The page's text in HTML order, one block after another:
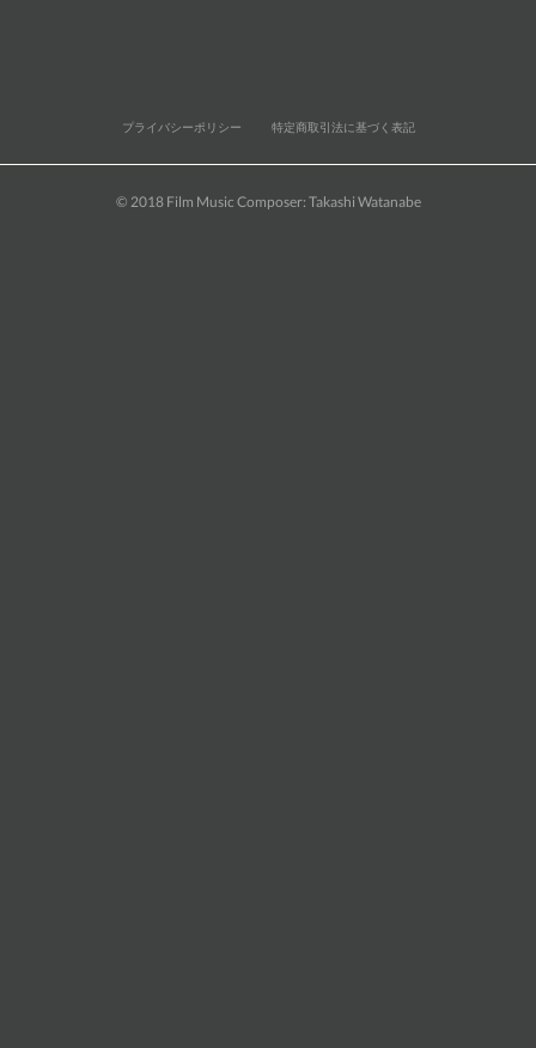
プライバシーポリシー 特定商取引法に基づく表記
© 2018 Film Music Composer: Takashi Watanabe